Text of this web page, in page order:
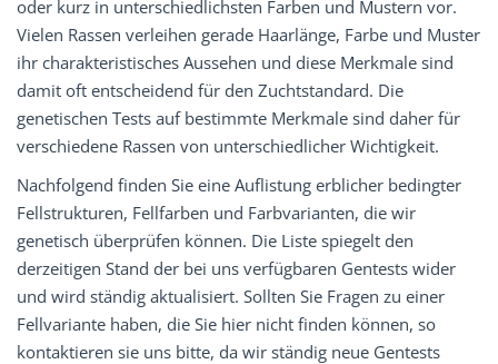
oder kurz in unterschiedlichsten Farben und Mustern vor.
Vielen Rassen verleihen gerade Haarlänge, Farbe und Muster
ihr charakteristisches Aussehen und diese Merkmale sind
damit oft entscheidend für den Zuchtstandard. Die
genetischen Tests auf bestimmte Merkmale sind daher für
verschiedene Rassen von unterschiedlicher Wichtigkeit.
Nachfolgend finden Sie eine Auflistung erblicher bedingter
Fellstrukturen, Fellfarben und Farbvarianten, die wir
genetisch überprüfen können. Die Liste spiegelt den
derzeitigen Stand der bei uns verfügbaren Gentests wider
und wird ständig aktualisiert. Sollten Sie Fragen zu einer
Fellvariante haben, die Sie hier nicht finden können, so
kontaktieren sie uns bitte, da wir ständig neue Gentests